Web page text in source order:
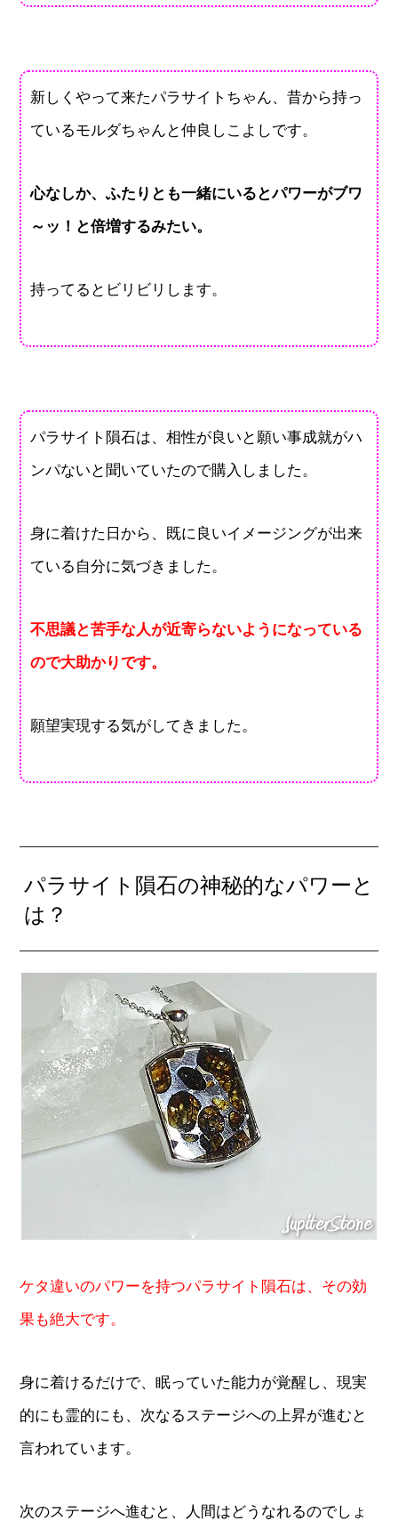
新しくやって来たパラサイトちゃん、昔から持っ
ているモルダちゃんと仲良しこよしです。
心なしか、ふたりとも一緒にいるとパワーがブワ
～ッ！と倍増するみたい。
持ってるとビリビリします。
パラサイト隕石は、相性が良いと願い事成就がハ
ンパないと聞いていたので購入しました。
身に着けた日から、既に良いイメージングが出来
ている自分に気づきました。
不思議と苦手な人が近寄らないようになっている
ので大助かりです。
願望実現する気がしてきました。
パラサイト隕石の神秘的なパワーと
は？
ケタ違いのパワーを持つパラサイト隕石は、その効
果も絶大です。
身に着けるだけで、眠っていた能力が覚醒し、現実
的にも霊的にも、次なるステージへの上昇が進むと
言われています。
次のステージへ進むと、人間はどうなれるのでしょ